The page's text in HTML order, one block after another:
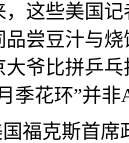
些美国记
品尝豆汁与
大爷比拼乒
季花环”并
福克斯首席